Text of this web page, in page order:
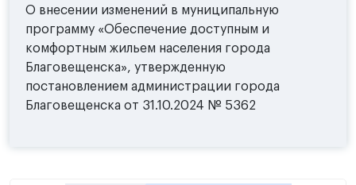
О внесении изменений в муниципальную
программу «Обеспечение доступным и
комфортным жильем населения города
Благовещенска», утвержденную
постановлением администрации города
Благовещенска от 31.10.2024 № 5362